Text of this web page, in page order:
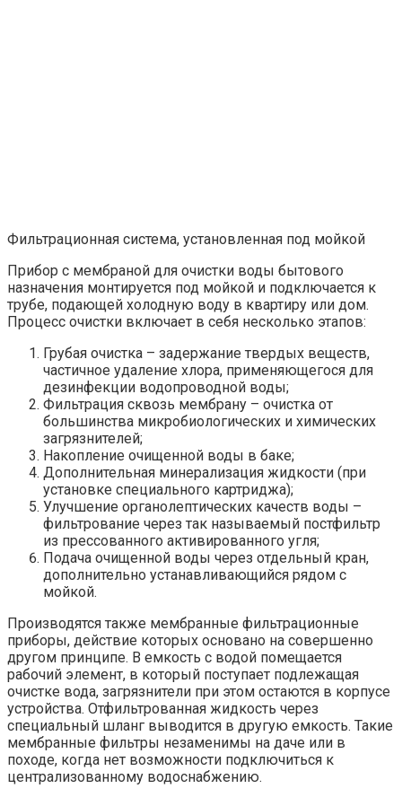
Фильтрационная система, установленная под мойкой
Прибор с мембраной для очистки воды бытового
назначения монтируется под мойкой и подключается к
трубе, подающей холодную воду в квартиру или дом.
Процесс очистки включает в себя несколько этапов:
Грубая очистка – задержание твердых веществ,
частичное удаление хлора, применяющегося для
дезинфекции водопроводной воды;
Фильтрация сквозь мембрану – очистка от
большинства микробиологических и химических
загрязнителей;
Накопление очищенной воды в баке;
Дополнительная минерализация жидкости (при
установке специального картриджа);
Улучшение органолептических качеств воды –
фильтрование через так называемый постфильтр
из прессованного активированного угля;
Подача очищенной воды через отдельный кран,
дополнительно устанавливающийся рядом с
мойкой.
Производятся также мембранные фильтрационные
приборы, действие которых основано на совершенно
другом принципе. В емкость с водой помещается
рабочий элемент, в который поступает подлежащая
очистке вода, загрязнители при этом остаются в корпусе
устройства. Отфильтрованная жидкость через
специальный шланг выводится в другую емкость. Такие
мембранные фильтры незаменимы на даче или в
походе, когда нет возможности подключиться к
централизованному водоснабжению.